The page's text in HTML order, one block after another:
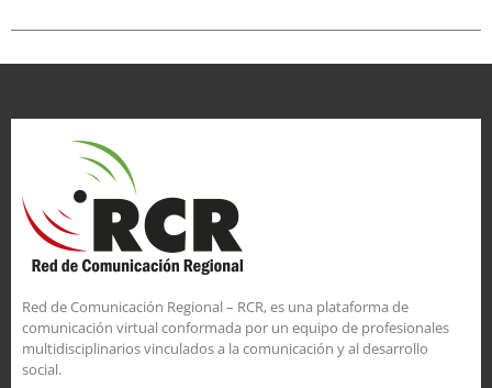
Red de Comunicación Regional – RCR, es una plataforma de
comunicación virtual conformada por un equipo de profesionales
multidisciplinarios vinculados a la comunicación y al desarrollo
social.